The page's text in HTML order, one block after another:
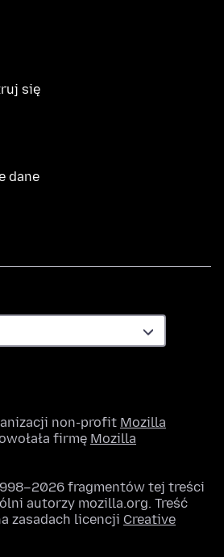
się
dane
non-profit Mozilla
firmę Mozilla
fragmentów tej treści
autorzy mozilla.org. Treść
zasadach licencji Creative